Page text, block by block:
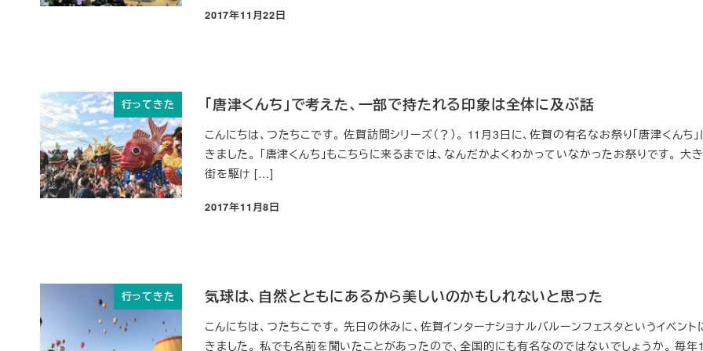
投稿日
2017年11月22日
行ってきた 「唐津くんち」で考えた、一部で持たれる印象は全体に及ぶ話
こんにちは、つたちこです。 佐賀訪問シリーズ（？）。 11月3日に、佐賀の有名なお祭り「唐津くんち
きました。 「唐津くんち」もこちらに来るまでは、なんだかよくわかっていなかったお祭りです。 大
街を駆け […]
投稿日
2017年11月8日
行ってきた 気球は、自然とともにあるから美しいのかもしれないと思った
こんにちは、つたちこです。 先日の休みに、佐賀インターナショナルバルーンフェスタというイベント
きました。 私でも名前を聞いたことがあったので、全国的にも有名なのではないでしょうか。 毎年